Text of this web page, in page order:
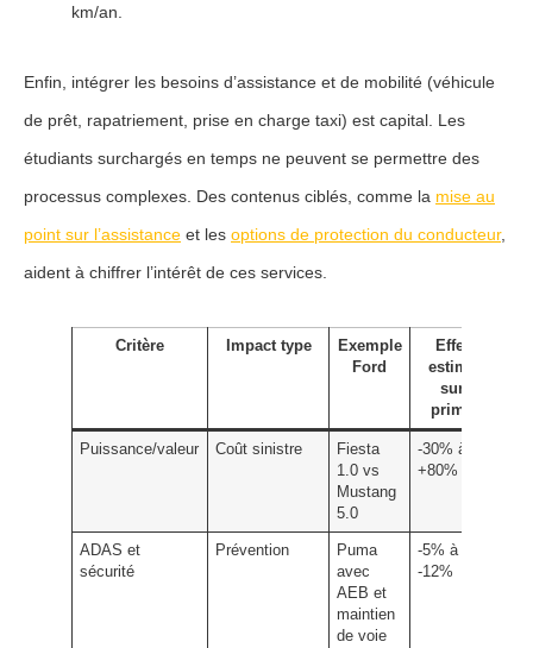
km/an.
Enfin, intégrer les besoins d’assistance et de mobilité (véhicule
de prêt, rapatriement, prise en charge taxi) est capital. Les
étudiants surchargés en temps ne peuvent se permettre des
processus complexes. Des contenus ciblés, comme la mise au
point sur l’assistance et les options de protection du conducteur,
aident à chiffrer l’intérêt de ces services.
Critère Impact type
Exemple
Ford
Effet
estimé
sur
prime
Puissance/valeur Coût sinistre
Fiesta
1.0 vs
Mustang
5.0
-30% à
+80%
ADAS et
sécurité
Prévention
Puma
avec
AEB et
maintien
de voie
-5% à
-12%